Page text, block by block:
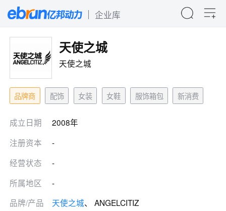
企业库
天使之城
天使之城
品牌商 配饰 女装 女鞋 服饰箱包 新消费
成立日期
2008年
注册资本
-
经营状态
-
所属地区
-
品牌/产品
天使之城、 ANGELCITIZ